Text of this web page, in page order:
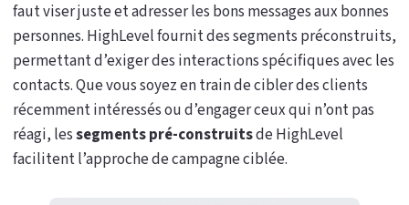
faut viser juste et adresser les bons messages aux bonnes
personnes. HighLevel fournit des segments préconstruits,
permettant d’exiger des interactions spécifiques avec les
contacts. Que vous soyez en train de cibler des clients
récemment intéressés ou d’engager ceux qui n’ont pas
réagi, lessegments pré-construitsde HighLevel
facilitent l’approche de campagne ciblée.